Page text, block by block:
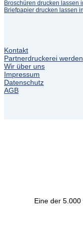
Eine der
Broschüren drucken lassen
Briefpapier drucken lassen
Kontakt
Partnerdruckerei werden
Wir über uns
Impressum
Datenschutz
AGB